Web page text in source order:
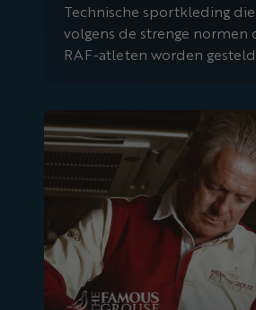
Technische sportkleding
volgens de strenge normen
RAF-atleten worden
Beroemde korhoen